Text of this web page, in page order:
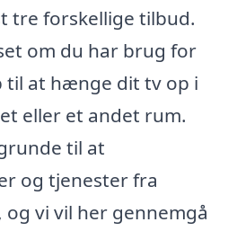
tre forskellige tilbud.
om du har brug for
at hænge dit tv op i
eller et andet rum.
til at
og tjenester fra
vi vil her gennemgå